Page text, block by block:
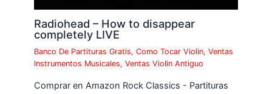
Radiohead – How to disappear
completely LIVE
Banco De Partituras Gratis,Como Tocar Violin,Ventas
Instrumentos Musicales,Ventas Violin Antiguo
Comprar en Amazon Rock Classics - Partituras